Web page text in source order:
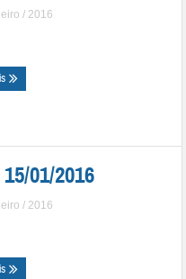
/ 2016
01/2016
/ 2016